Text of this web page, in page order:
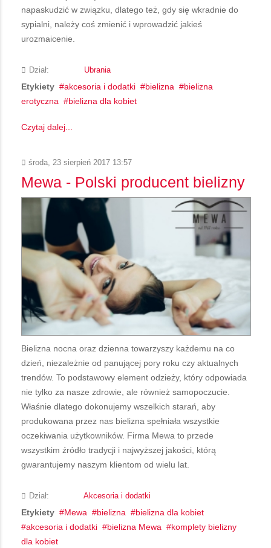
napaskudzić w związku, dlatego też, gdy się wkradnie do
sypialni, należy coś zmienić i wprowadzić jakieś
urozmaicenie.
Dział: Ubrania
Etykiety akcesoria i dodatki bielizna
bielizna
erotyczna
bielizna dla kobiet
Czytaj dalej...
środa, 23 sierpień 2017 13:57
Mewa - Polski producent bielizny
Bielizna nocna oraz dzienna towarzyszy każdemu na co
dzień, niezależnie od panującej pory roku czy aktualnych
trendów. To podstawowy element odzieży, który odpowiada
nie tylko za nasze zdrowie, ale również samopoczucie.
Właśnie dlatego dokonujemy wszelkich starań, aby
produkowana przez nas bielizna spełniała wszystkie
oczekiwania użytkowników. Firma Mewa to przede
wszystkim źródło tradycji i najwyższej jakości, którą
gwarantujemy naszym klientom od wielu lat.
Dział: Akcesoria i dodatki
Etykiety Mewa bielizna
bielizna dla kobiet
akcesoria i dodatki
bielizna Mewa
komplety bielizny
dla kobiet